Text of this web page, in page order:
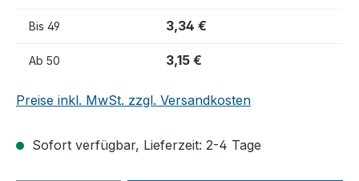
Bis 49 3,34 €
Ab 50 3,15 €
Preise inkl. MwSt. zzgl. Versandkosten
Sofort verfügbar, Lieferzeit: 2-4 Tage